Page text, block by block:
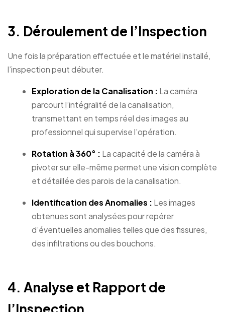
3. Déroulement de l’Inspection
Une fois la préparation effectuée et le matériel installé,
l’inspection peut débuter.
Exploration de la Canalisation : La caméra
parcourt l’intégralité de la canalisation,
transmettant en temps réel des images au
professionnel qui supervise l’opération.
Rotation à 360° : La capacité de la caméra à
pivoter sur elle-même permet une vision complète
et détaillée des parois de la canalisation.
Identification des Anomalies : Les images
obtenues sont analysées pour repérer
d’éventuelles anomalies telles que des fissures,
des infiltrations ou des bouchons.
4. Analyse et Rapport de